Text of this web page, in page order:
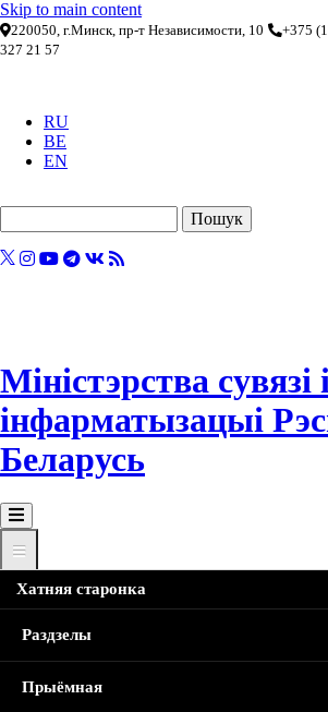
Skip to main content
220050, г.Минск, пр-т Независимости, 10 +375
327 21 57
RU
BE
EN
Міністэрства сувязі
інфарматызацыі
Беларусь
Хатняя старонка
Раздзелы
Прыёмная
Breadcrumb
Хатняя Старонка Навіны
які адзначаецца ў другую нядзелю